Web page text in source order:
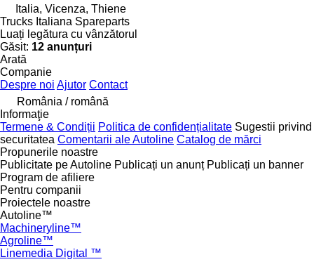
Italia, Vicenza, Thiene
Trucks Italiana Spareparts
Luați legătura cu vânzătorul
Găsit: 12 anunțuri
Arată
Companie
Despre noi Ajutor Contact
România / română
Informaţie
Termene & Condiții Politica de confidențialitate Sugestii privind
securitatea Comentarii ale Autoline Catalog de mărcі
Propunerile noastre
Publicitate pe Autoline Publicați un anunț Publicați un banner
Program de afiliere
Pentru companii
Proiectele noastre
Autoline™
Machineryline™
Agroline™
Linemedia Digital ™